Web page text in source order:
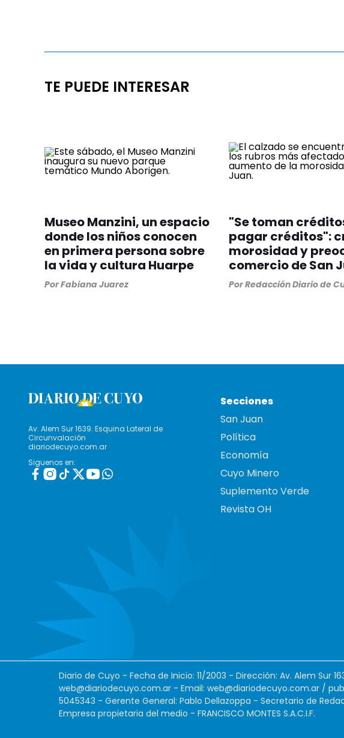
TE PUEDE INTERESAR
Museo Manzini, un espacio
donde los niños conocen
en primera persona sobre
la vida y cultura Huarpe
PorFabiana Juarez
"Se toman
pagar créditos":
morosidad y
comercio de San
PorRedacción Diario de
Av. Alem Sur 1639. Esquina Lateral de
Circunvalación
diariodecuyo.com.ar
Siguenos en:
Secciones
San Juan
Política
Economía
Cuyo Minero
Suplemento Verde
Revista OH
Diario de Cuyo - Fecha de Inicio: 11/2003 - Dirección: Av. Alem Sur
web@diariodecuyo.com.ar - Email: web@diariodecuyo.com.ar /
5045343 - Gerente General: Pablo Dellazoppa - Secretario de
Empresa propietaria del medio - FRANCISCO MONTES S.A.C.I.F.